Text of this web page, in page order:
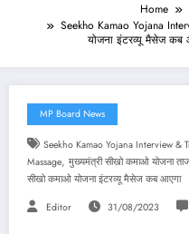
Home
Seekho Kamao Yojana
योजना इंटरव्यू मैसेज
MP Board News
Seekho Kamao Yojana Interview &
Massage, मुख्यमंत्री सीखो कमाओ योजना
सीखो कमाओ योजना इंटरव्यू मैसेज कब आएगा
Editor 31/08/2023